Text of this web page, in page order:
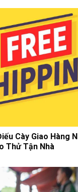
Cày Giao Hàng
Thử Tận Nhà